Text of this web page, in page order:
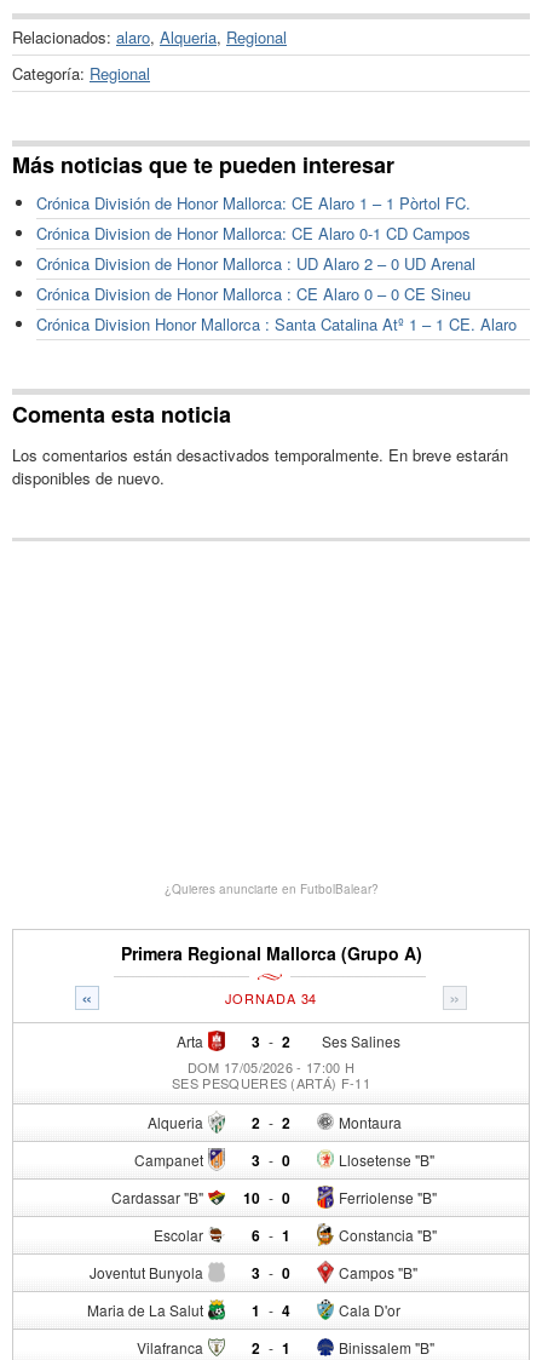
Relacionados: alaro, Alqueria, Regional
Categoría: Regional
Más noticias que te pueden interesar
Crónica División de Honor Mallorca: CE Alaro 1 – 1 Pòrtol FC.
Crónica Division de Honor Mallorca: CE Alaro 0-1 CD Campos
Crónica Division de Honor Mallorca : UD Alaro 2 – 0 UD Arenal
Crónica Division de Honor Mallorca : CE Alaro 0 – 0 CE Sineu
Crónica Division Honor Mallorca : Santa Catalina Atº 1 – 1 CE. Alaro
Comenta esta noticia
Los comentarios están desactivados temporalmente. En breve estarán
disponibles de nuevo.
¿Quieres anunciarte en FutbolBalear?
Primera Regional Mallorca (Grupo A)
« »
JORNADA 34
Arta 3 - Ses Salines
2
DOM 17/05/2026 - 17:00 H
SES PESQUERES (ARTÁ) F-11
Alqueria 2 - Montaura
2
Campanet 3 - Llosetense "B"
0
Cardassar "B" 10 - Ferriolense "B"
0
Escolar 6 - Constancia "B"
1
Joventut Bunyola 3 - Campos "B"
0
Maria de La Salut 1 - Cala D'or
4
Vilafranca 2 - Binissalem "B"
1